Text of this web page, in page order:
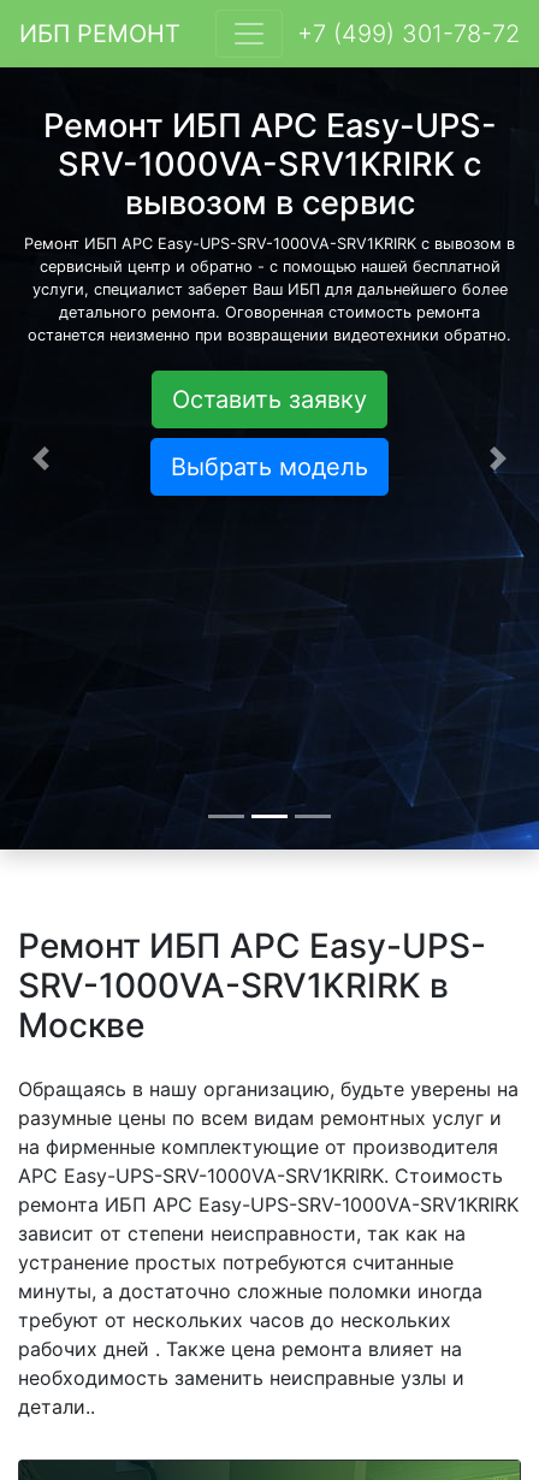
ИБП РЕМОНТ +7 (499) 301-78-72
Ремонт ИБП APC Easy-UPS-
SRV-1000VA-SRV1KRIRK с
вывозом в сервис
Ремонт ИБП APC Easy-UPS-SRV-1000VA-SRV1KRIRK с вывозом в
сервисный центр и обратно - с помощью нашей бесплатной
услуги, специалист заберет Ваш ИБП для дальнейшего более
детального ремонта. Оговоренная стоимость ремонта
останется неизменно при возвращении видеотехники обратно.
Оставить заявку
Выбрать модель
Предыдущая
Ремонт ИБП APC Easy-UPS-
SRV-1000VA-SRV1KRIRK в
Москве
Обращаясь в нашу организацию, будьте уверены на
разумные цены по всем видам ремонтных услуг и
на фирменные комплектующие от производителя
APC Easy-UPS-SRV-1000VA-SRV1KRIRK. Стоимость
ремонта ИБП APC Easy-UPS-SRV-1000VA-SRV1KRIRK
зависит от степени неисправности, так как на
устранение простых потребуются считанные
минуты, а достаточно сложные поломки иногда
требуют от нескольких часов до нескольких
рабочих дней . Также цена ремонта влияет на
необходимость заменить неисправные узлы и
детали..